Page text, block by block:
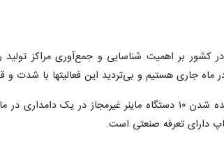
کشور بر اهمیت شناسایی و جمع‌آوری مراکز تولید
ماه جاری هستیم و بی‌تردید این فعالیتها با شدت
مدیر توزیع برق شهریار با اشاره به شناسایی و برچیده شدن
دارای تعرفه صنعتی است.